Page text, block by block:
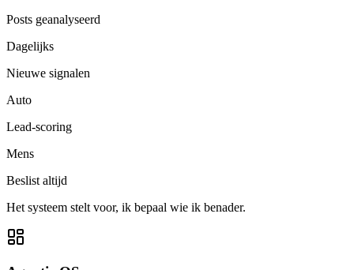
Posts geanalyseerd
Dagelijks
Nieuwe signalen
Auto
Lead-scoring
Mens
Beslist altijd
Het systeem stelt voor, ik bepaal wie ik benader.